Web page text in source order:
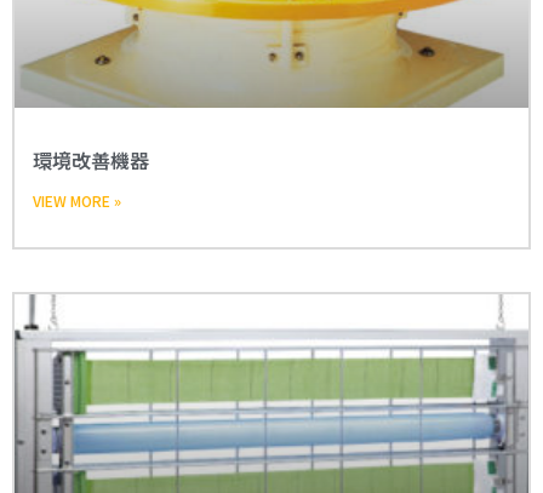
環境改善機器
VIEW MORE »